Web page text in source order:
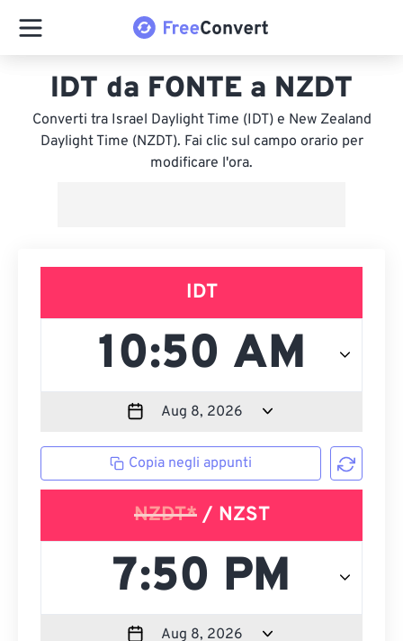
IDT da FONTE a NZDT
Converti tra Israel Daylight Time (IDT) e New Zealand
Daylight Time (NZDT). Fai clic sul campo orario per
modificare l'ora.
IDT
Copia negli appunti
NZDT*/ NZST